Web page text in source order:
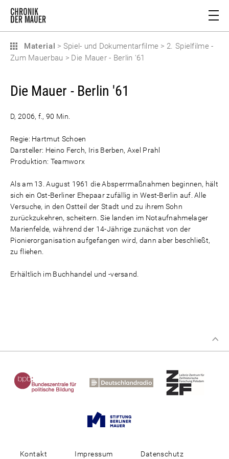
Material > Spiel- und Dokumentarfilme > 2. Spielfilme -
Zum Mauerbau > Die Mauer - Berlin '61
Die Mauer - Berlin '61
D, 2006, f., 90 Min.
Regie: Hartmut Schoen
Darsteller: Heino Ferch, Iris Berben, Axel Prahl
Produktion: Teamworx
Als am 13. August 1961 die Absperrmaßnahmen beginnen, hält
sich ein Ost-Berliner Ehepaar zufällig in West-Berlin auf. Alle
Versuche, in den Ostteil der Stadt und zu ihrem Sohn
zurückzukehren, scheitern. Sie landen im Notaufnahmelager
Marienfelde, während der 14-Jährige zunächst von der
Pionierorganisation aufgefangen wird, dann aber beschließt,
zu fliehen.
Erhältlich im Buchhandel und -versand.
Kontakt Impressum Datenschutz